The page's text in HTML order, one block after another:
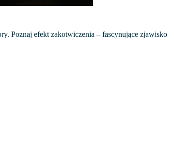
Poznaj efekt zakotwiczenia – fascynujące zjawisko